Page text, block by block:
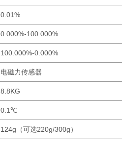
0.01%
0.000%-100.000%
100.000%-0.000%
电磁力传感器
8.8KG
0.1℃
124g（可选220g/300g）